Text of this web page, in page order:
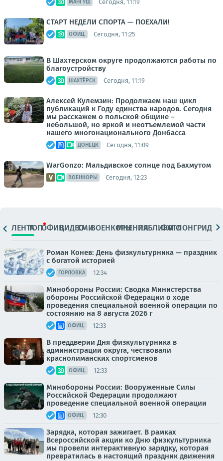
МАНГУШ Сегодня, 11:19
СТАРТ НЕДЕЛИ СПОРТА — ПОЕХАЛИ!
ОФИЦ. Сегодня, 11:25
В Шахтерском округе продолжаются работы по
благоустройству
ШАХТЁРСК Сегодня, 11:19
Алексей Кулемзин: Продолжаем наш цикл
публикаций к Году единства народов. Сегодня
мы расскажем о польской общине –
небольшой, но яркой и неотъемлемой части
нашего многонационального Донбасса
ДОНЕЦК Сегодня, 11:09
WarGonzo: Мальдивское солнце под Бахмутом
ВОЕНКОРЫ Сегодня, 12:23
ЛЕНТАТОПОФИЦ.ВИДЕОСМИВОЕНКОРЫМНЕНИЯПАБЛИКИ
ФОТОЛОНГРИДЫ
Роман Конев: День физкультурника — праздник
с богатой историей
ГОРЛОВКА 12:34
Минобороны России: Сводка Министерства
обороны Российской Федерации о ходе
проведения специальной военной операции по
состоянию на 8 августа 2026 г
ОФИЦ. 12:33
В преддверии Дня физкультурника в
администрации округа, чествовали
краснолиманских спортсменов
ОФИЦ. 12:33
Минобороны России: Вооруженные Силы
Российской Федерации продолжают
проведение специальной военной операции
ОФИЦ. 12:30
Зарядка, которая зажигает. В рамках
Всероссийской акции ко Дню физкультурника
мы провели интерактивную зарядку, которая
превратилась в настоящий праздник движения